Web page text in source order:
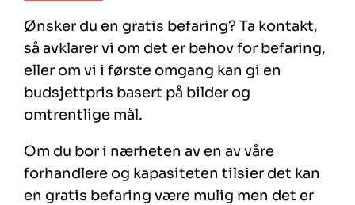
Ønsker du en gratis befaring? Ta kontakt,
så avklarer vi om det er behov for befaring,
eller om vi i første omgang kan gi en
budsjettpris basert på bilder og
omtrentlige mål.
Om du bor i nærheten av en av våre
forhandlere og kapasiteten tilsier det kan
en gratis befaring være mulig men det er